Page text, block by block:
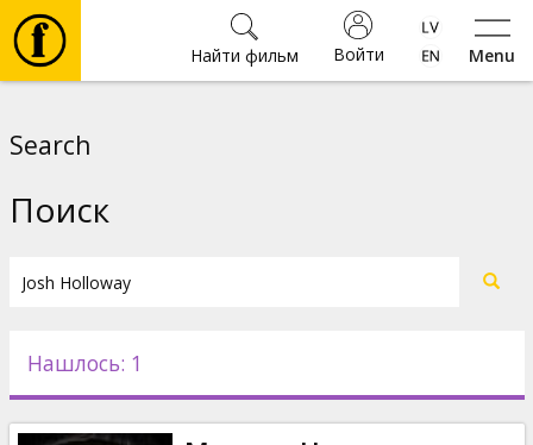
Menu
Войти
Найти фильм
Новости
Search
Поиск
Нашлось: 1